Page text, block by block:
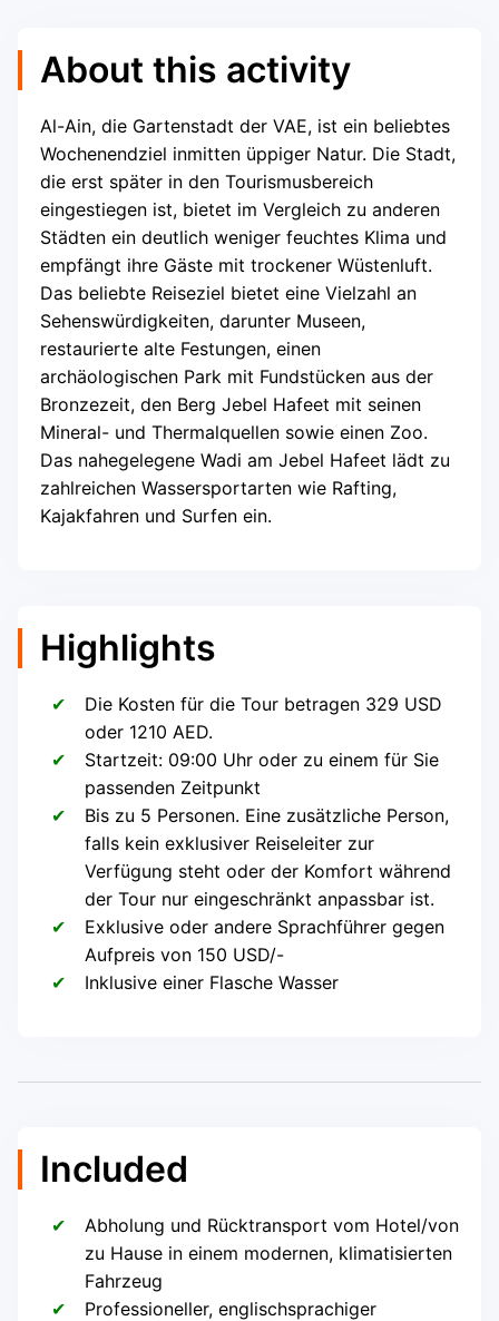
About this activity
Al-Ain, die Gartenstadt der VAE, ist ein beliebtes
Wochenendziel inmitten üppiger Natur. Die Stadt,
die erst später in den Tourismusbereich
eingestiegen ist, bietet im Vergleich zu anderen
Städten ein deutlich weniger feuchtes Klima und
empfängt ihre Gäste mit trockener Wüstenluft.
Das beliebte Reiseziel bietet eine Vielzahl an
Sehenswürdigkeiten, darunter Museen,
restaurierte alte Festungen, einen
archäologischen Park mit Fundstücken aus der
Bronzezeit, den Berg Jebel Hafeet mit seinen
Mineral- und Thermalquellen sowie einen Zoo.
Das nahegelegene Wadi am Jebel Hafeet lädt zu
zahlreichen Wassersportarten wie Rafting,
Kajakfahren und Surfen ein.
Highlights
Die Kosten für die Tour betragen 329 USD
oder 1210 AED.
Startzeit: 09:00 Uhr oder zu einem für Sie
passenden Zeitpunkt
Bis zu 5 Personen. Eine zusätzliche Person,
falls kein exklusiver Reiseleiter zur
Verfügung steht oder der Komfort während
der Tour nur eingeschränkt anpassbar ist.
Exklusive oder andere Sprachführer gegen
Aufpreis von 150 USD/-
Inklusive einer Flasche Wasser
Included
Abholung und Rücktransport vom Hotel/von
zu Hause in einem modernen, klimatisierten
Fahrzeug
Professioneller, englischsprachiger